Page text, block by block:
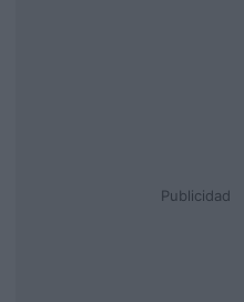
Publicidad